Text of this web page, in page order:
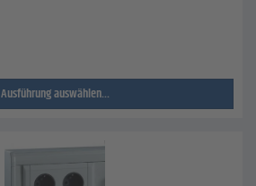
Ausführung auswählen...